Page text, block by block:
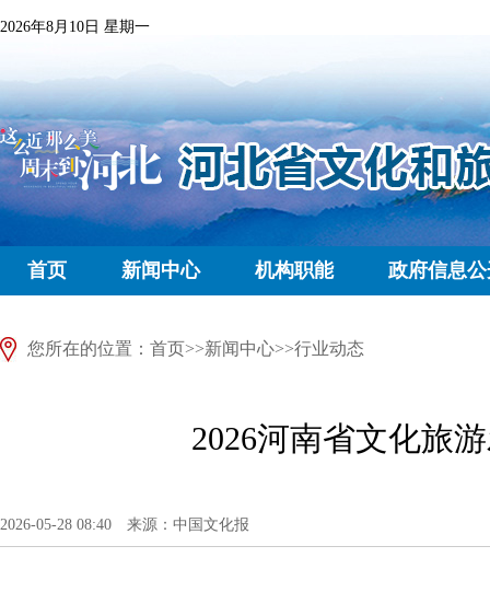
2026年8月10日 星期一
首页 新闻中心 机构职能 政府信息
您所在的位置： 首页>>新闻中心>>行业动态
2026河南省文化旅
2026-05-28 08:40 来源：中国文化报